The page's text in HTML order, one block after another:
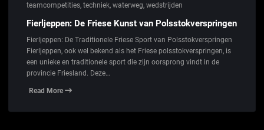
teamcompetities, techniek, waterweg, wedstrijden
Fierljeppen: De Friese Kunst van Polsstokverspringen
Fierljeppen: De Traditionele Friese Sport van Polsstokverspringen
Fierljeppen, ook wel bekend als het Friese polsstokverspringen, is
een unieke en traditionele sport die zijn oorsprong vindt in de
provincie Friesland. Deze…
Read More